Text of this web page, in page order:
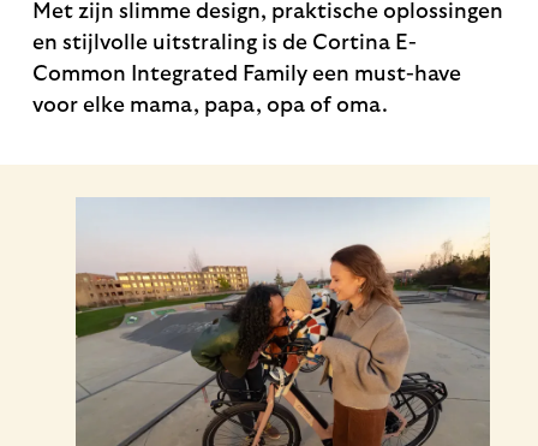
Met zijn slimme design, praktische oplossingen
en stijlvolle uitstraling is de Cortina E-
Common Integrated Family een must-have
voor elke mama, papa, opa of oma.